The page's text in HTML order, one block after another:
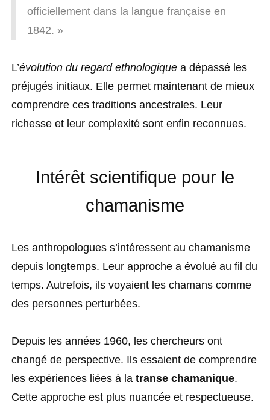
officiellement dans la langue française en
1842. »
L’évolution du regard ethnologique a dépassé les
préjugés initiaux. Elle permet maintenant de mieux
comprendre ces traditions ancestrales. Leur
richesse et leur complexité sont enfin reconnues.
Intérêt scientifique pour le
chamanisme
Les anthropologues s’intéressent au chamanisme
depuis longtemps. Leur approche a évolué au fil du
temps. Autrefois, ils voyaient les chamans comme
des personnes perturbées.
Depuis les années 1960, les chercheurs ont
changé de perspective. Ils essaient de comprendre
les expériences liées à la transe chamanique.
Cette approche est plus nuancée et respectueuse.